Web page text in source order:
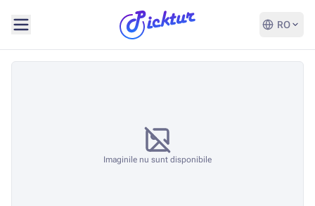
RO
Imaginile nu sunt disponibile